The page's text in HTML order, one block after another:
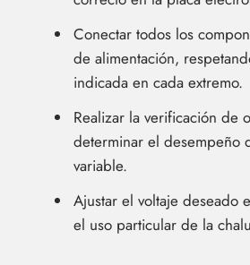
Conectar todos los
de alimentación,
indicada en cada extremo.
Realizar la verificación de
determinar el desempeño
variable.
Ajustar el voltaje deseado
el uso particular de la